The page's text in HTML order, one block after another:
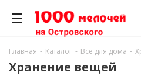
Главная - Каталог - Все для дома -
Хранение вещей